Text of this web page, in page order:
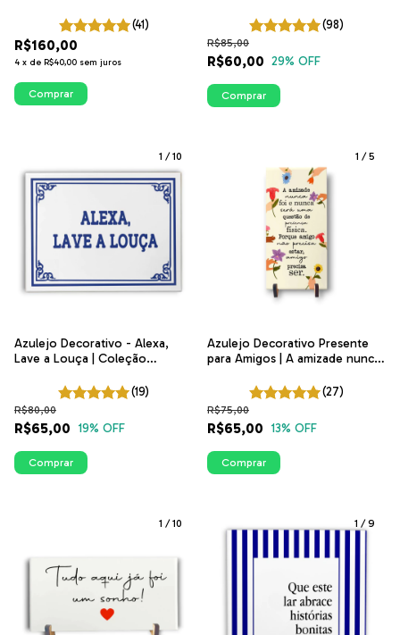
(41)
R$160,00
4 x de R$40,00 sem juros
Comprar
Coleção Portugal
(98)
R$60,00
R$85,00
29% OFF
Comprar
1 /10
Azulejo Decorativo - Alexa,
Lave a Louça | Coleção
(19)
R$65,00
R$80,00
19% OFF
Comprar
1 /5
Azulejo Decorativo Presente
para Amigos | A amizade nunca
(27)
R$65,00
R$75,00
13% OFF
Comprar
1 /10 1 /9